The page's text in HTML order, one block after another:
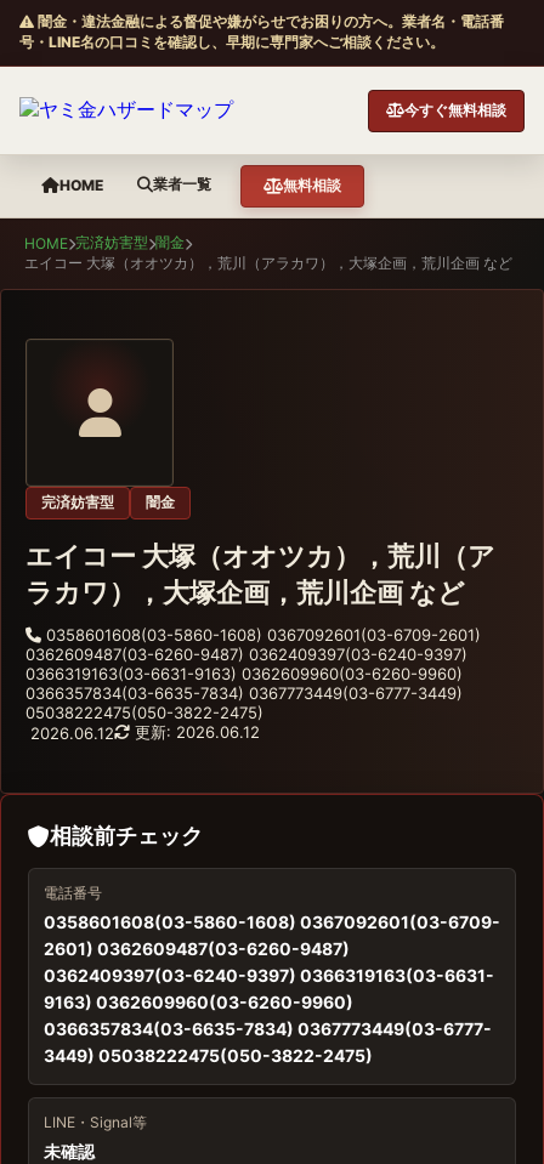
闇金・違法金融による督促や嫌がらせでお困りの方へ。業者名・電話番
号・LINE名の口コミを確認し、早期に専門家へご相談ください。
今すぐ無料相談
HOME 業者一覧 無料相談
HOME 完済妨害型 闇金
エイコー 大塚（オオツカ），荒川（アラカワ），大塚企画，荒川企画 など
完済妨害型 闇金
エイコー 大塚（オオツカ），荒川（ア
ラカワ），大塚企画，荒川企画 など
0358601608(03-5860-1608) 0367092601(03-6709-2601)
0362609487(03-6260-9487) 0362409397(03-6240-9397)
0366319163(03-6631-9163) 0362609960(03-6260-9960)
0366357834(03-6635-7834) 0367773449(03-6777-3449)
05038222475(050-3822-2475)
2026.06.12
更新: 2026.06.12
相談前チェック
電話番号
0358601608(03-5860-1608) 0367092601(03-6709-
2601) 0362609487(03-6260-9487)
0362409397(03-6240-9397) 0366319163(03-6631-
9163) 0362609960(03-6260-9960)
0366357834(03-6635-7834) 0367773449(03-6777-
3449) 05038222475(050-3822-2475)
LINE・Signal等
未確認